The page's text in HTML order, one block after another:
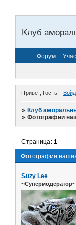
Клуб
Форум
Привет, Гость!
»Клуб
»Фотографии
Фотографии
Страница:1
Suzy Lee
~Супермодератор~